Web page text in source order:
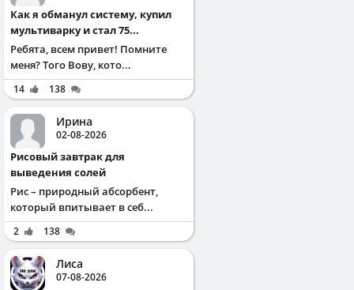
Как я обманул систему, купил
мультиварку и стал 75...
Ребята, всем привет! Помните
меня? Того Вову, кото...
14 138
Ирина
02-08-2026
Рисовый завтрак для
выведения солей
Рис – природный абсорбент,
который впитывает в себ...
2 138
Лиса
07-08-2026